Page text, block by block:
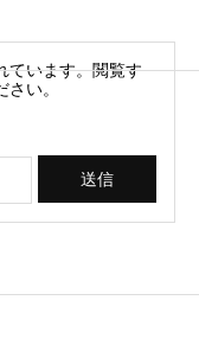
ています。閲覧す
い。